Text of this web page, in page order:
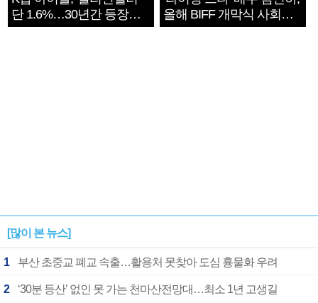
단 1.6%…30년간 등장
1182개팀 전수조사
올해 BIFF 개막식 사회자
확정
[많이 본 뉴스]
1 부산 초중교 폐교 속출…활용처 못찾아 도심 흉물화 우려
2 ‘30분 등산’ 없인 못 가는 천마산전망대…최소 1년 고생길